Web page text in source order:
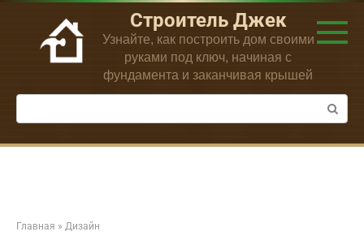
Перейти
контенту
Строитель Джек
Узнайте, как построить дом своими
руками под ключ, начиная с
фундамента и заканчивая крышей
Поиск:
Главная » Дизайн